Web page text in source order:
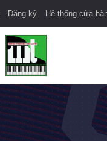
Đăng ký Hệ thống cửa